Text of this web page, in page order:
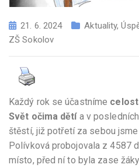
21. 6. 2024 Aktuality,
ZŠ Sokolov
Každý rok se účastníme
Svět očima dětía v
štěstí, již potřetí za sebou
Polívková probojovala z 4587
místo, před ní to byla zase